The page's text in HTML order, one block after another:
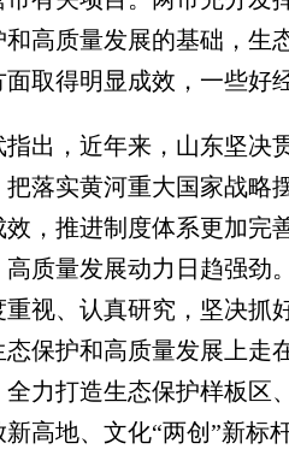
和高质量发展的基础，生
面取得明显成效，一些好
，近年来，山东坚决贯
把落实黄河重大国家战略
效，推进制度体系更加完
质量发展动力日趋强劲
重视、认真研究，坚决抓
态保护和高质量发展上走
力打造生态保护样板区
高地、文化“两创”新标